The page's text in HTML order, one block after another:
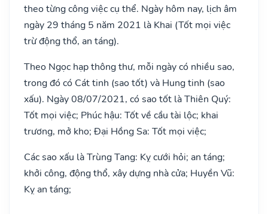
theo từng công việc cụ thể. Ngày hôm nay, lịch âm
ngày 29 tháng 5 năm 2021 là Khai (Tốt mọi việc
trừ động thổ, an táng).
Theo Ngọc hạp thông thư, mỗi ngày có nhiều sao,
trong đó có Cát tinh (sao tốt) và Hung tinh (sao
xấu). Ngày 08/07/2021, có sao tốt là Thiên Quý:
Tốt mọi việc; Phúc hậu: Tốt về cầu tài lộc; khai
trương, mở kho; Đại Hồng Sa: Tốt mọi việc;
Các sao xấu là Trùng Tang: Kỵ cưới hỏi; an táng;
khởi công, động thổ, xây dựng nhà cửa; Huyền Vũ:
Kỵ an táng;